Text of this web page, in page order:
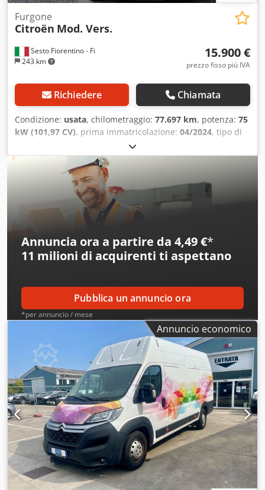
Sesto Fiorentino - Fi
243 km
Furgone
Citroën Mod. Vers.
15.900 €
prezzo fisso più IVA
Richiedere Chiamata
Condizione: usata, chilometraggio: 77.697 km, potenza: 75
kW (101,97 CV), prima immatricolazione: 04/2024, tipo di
bianco
meccanico, Colore Bianco, VEICOLI COMMERCIALI Citroen
Belingo Van Furgone di serie COLORE: BIANCO ANNO:
2024-04 KM: 77.697 PTT: 2.040 CILINDRATA: 1.499 Euro
6ALIMENTAZIONE: DIESEL Credpfxjyw Avis Afhsf
Annuncia ora a partire da 4,49 €*
11 milioni di acquirenti ti aspettano
Pubblica un annuncio ora
*per annuncio / mese
Annuncio economico